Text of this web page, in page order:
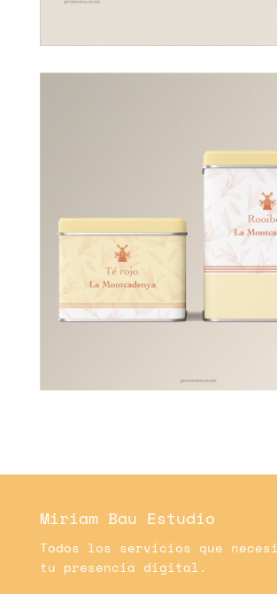
Miriam Bau Estudio
Todos los servicios que
tu presencia digital.